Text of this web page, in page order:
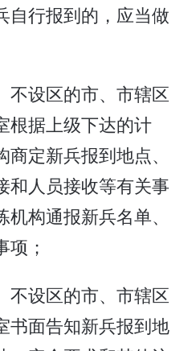
自行报到的，应当做
不设区的市、市辖区
根据上级下达的计
定新兵报到地点、
和人员接收等有关事
构通报新兵名单、
；
不设区的市、市辖区
书面告知新兵报到地